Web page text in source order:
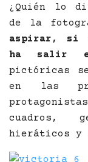
¿Quién lo
de la
aspirar, si
ha salir
pictóricas
en las
cuadros,
hieráticos y